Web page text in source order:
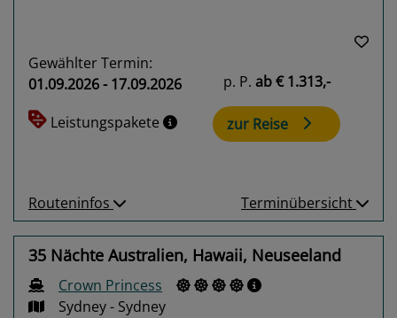
Gewählter Termin:
01.09.2026 - 17.09.2026
Leistungspakete
p. P. ab€ 1.313,-
zur Reise
Routeninfos Terminübersicht
35 Nächte Australien, Hawaii, Neuseeland
Crown Princess
Sydney - Sydney